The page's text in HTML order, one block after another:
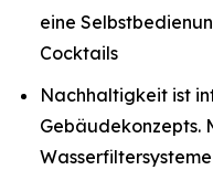
eine
Cocktails
Nachhaltigkeit ist
Gebäudekonzepts.